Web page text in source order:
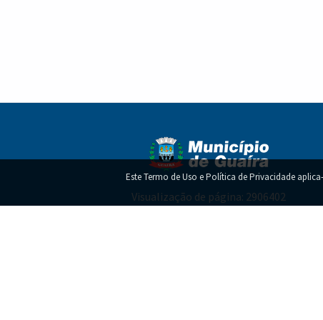
Visualização de página: 2906402
Este Termo de Uso e Política de Privacidade